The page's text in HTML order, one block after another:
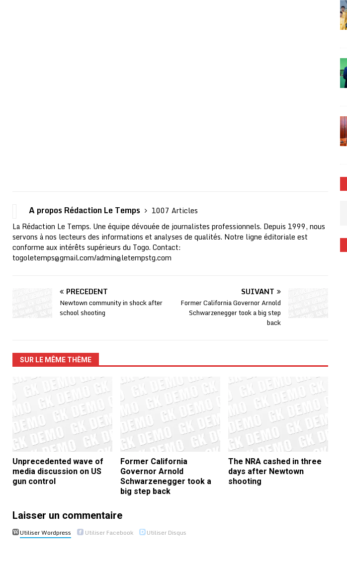
A propos Rédaction Le Temps
1007 Articles
La Rédaction Le Temps. Une équipe dévouée de journalistes professionnels. Depuis 1999, nous
servons à nos lecteurs des informations et analyses de qualités. Notre ligne éditoriale est
conforme aux intérêts supérieurs du Togo. Contact:
togoletemps@gmail.com/admin@letempstg.com
PRÉCÉDENT
Newtown community in shock after
school shooting
SUIVANT
Former California Governor Arnold
Schwarzenegger took a big step
back
SUR LE MÊME THÈME
Unprecedented wave of
media discussion on US
gun control
Former California
Governor Arnold
Schwarzenegger took a
big step back
The NRA cashed in three
days after Newtown
shooting
Laisser un commentaire
Utiliser Wordpress Utiliser Facebook Utiliser Disqus